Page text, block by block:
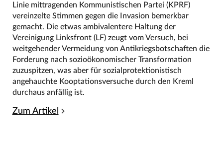
Linie mittragenden Kommunistischen Partei (KPRF)
vereinzelte Stimmen gegen die Invasion bemerkbar
gemacht. Die etwas ambivalentere Haltung der
Vereinigung Linksfront (LF) zeugt vom Versuch, bei
weitgehender Vermeidung von Antikriegsbotschaften die
Forderung nach sozioökonomischer Transformation
zuzuspitzen, was aber für sozialprotektionistisch
angehauchte Kooptationsversuche durch den Kreml
durchaus anfällig ist.
Zum Artikel